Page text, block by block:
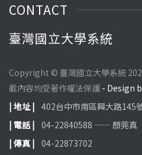
CONTACT
臺灣國立大學系統
Copyright © 臺灣國立大學系統
載內容均受著作權法保護 - Design
| 地址 | 402台中市南區興大路145
| 電話 | 04-22840588 —— 顏莞真
| 傳真 | 04-22873702